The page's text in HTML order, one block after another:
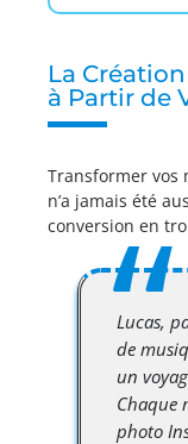
La
à Partir de
Transformer vos
n’a jamais été
conversion en
Lucas,
de
un
Chaque
photo